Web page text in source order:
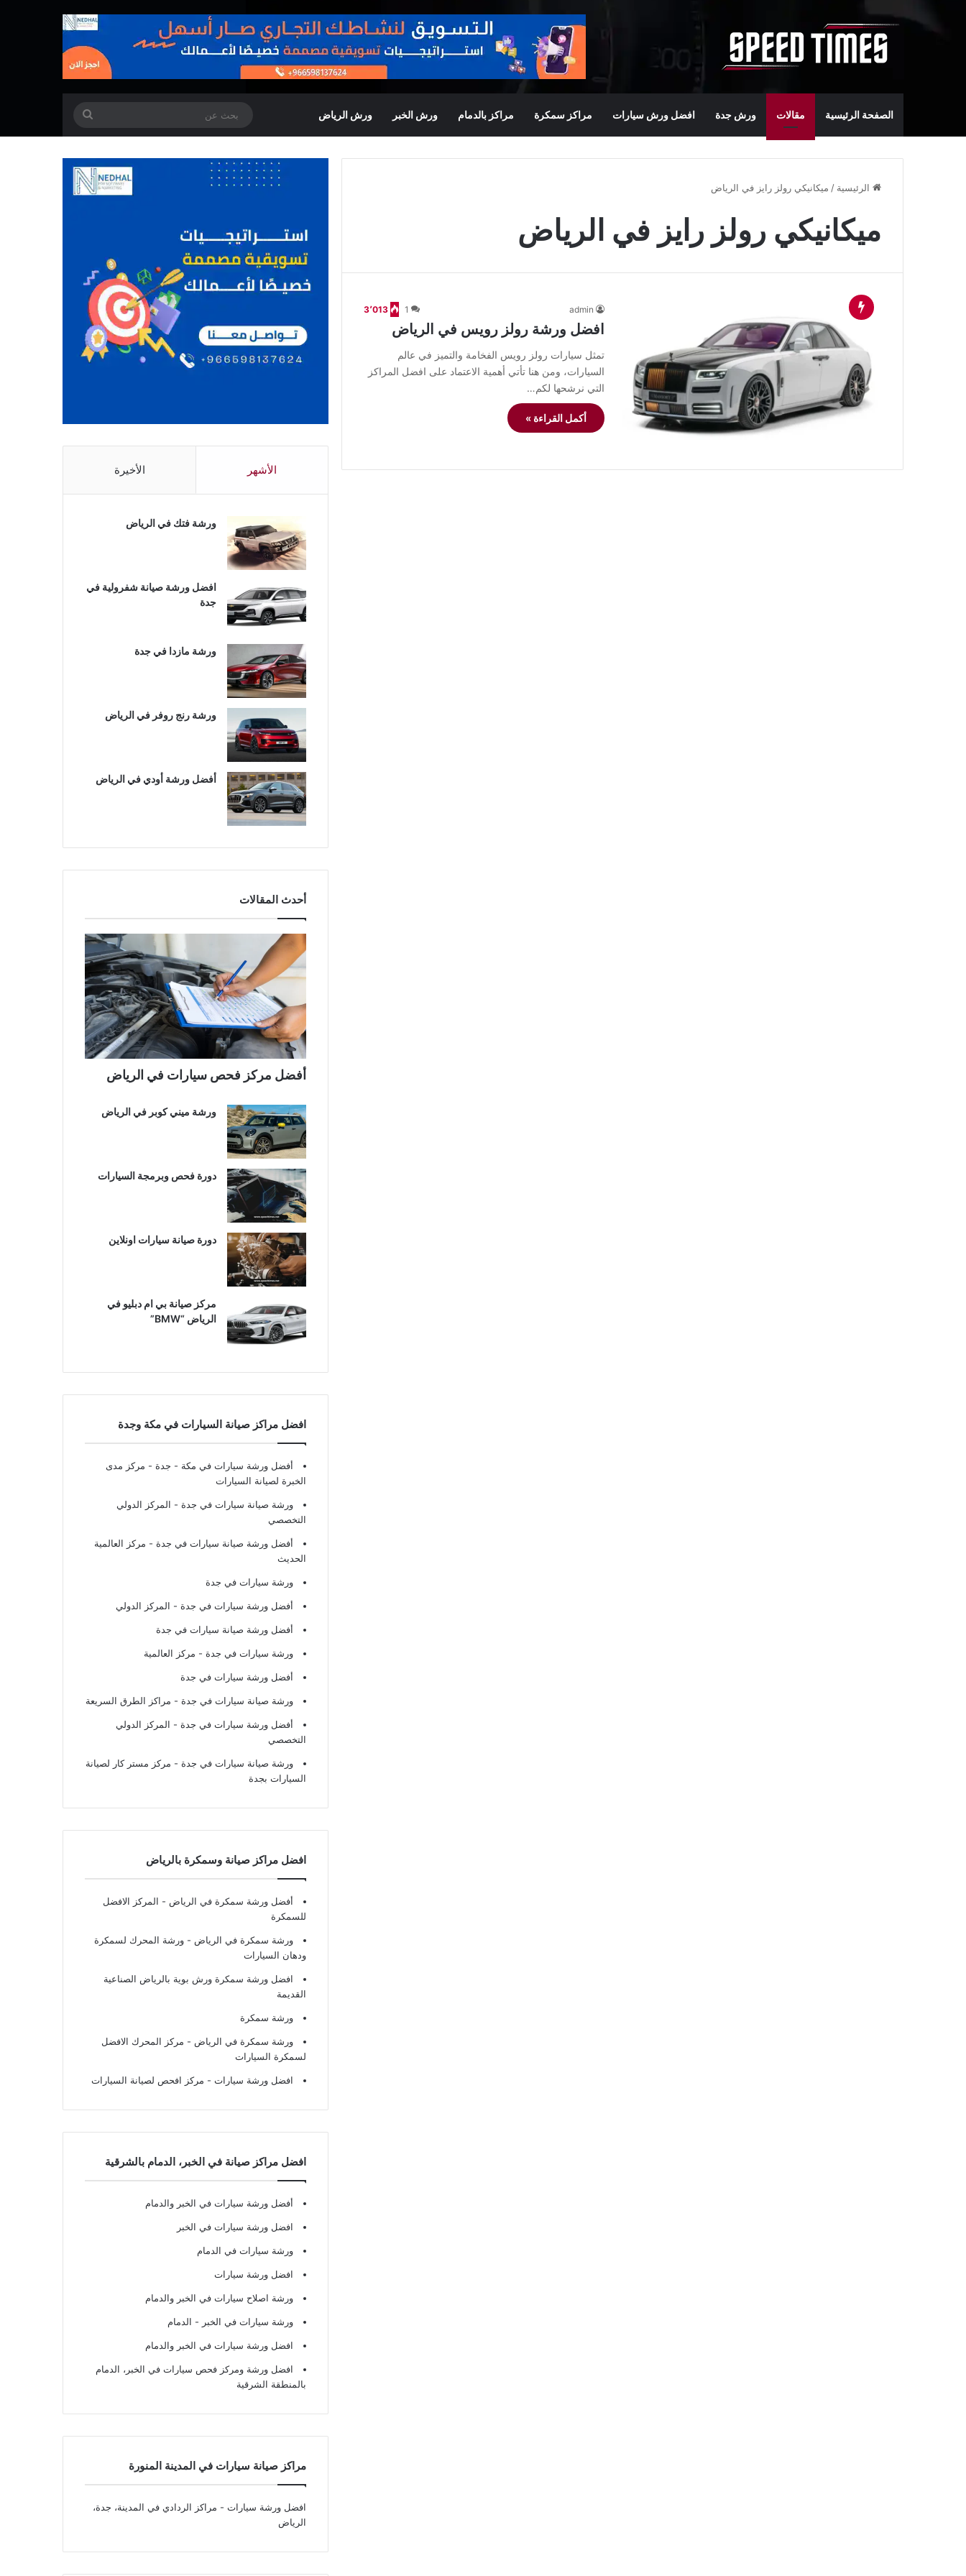
الصفحة الرئيسية مقالات ورش جدة افضل ورش سيارات مراكز سمكرة مراكز بالدمام ورش الخبر ورش الرياض
عن
الرئيسية / ميكانيكي رولز رايز في الرياض
ميكانيكي رولز رايز في الرياض
admin
1 3٬013
افضل ورشة رولز رويس في الرياض
تمثل سيارات رولز رويس الفخامة والتميز في عالم
السيارات، ومن هنا تأتي أهمية الاعتماد على افضل المراكز
التي نرشحها لكم…
أكمل القراءة »
الأشهر الأخيرة
ورشة فتك في الرياض
افضل ورشة صيانة شفرولية في
جدة
ورشة مازدا في جدة
ورشة رنج روفر في الرياض
أفضل ورشة أودي في الرياض
أحدث المقالات
أفضل مركز فحص سيارات في الرياض
ورشة ميني كوبر في الرياض
دورة فحص وبرمجة السيارات
دورة صيانة سيارات اونلاين
مركز صيانة بي ام دبليو في
الرياض “BMW”
افضل مراكز صيانة السيارات في مكة وجدة
أفضل ورشة سيارات في مكة - جدة - مركز مدى
الخبرة لصيانة السيارات
ورشة صيانة سيارات في جدة - المركز الدولي
التخصصي
أفضل ورشة صيانة سيارات في جدة - مركز العالمية
الحديث
ورشة سيارات في جدة
أفضل ورشة سيارات في جدة - المركز الدولي
أفضل ورشة صيانة سيارات في جدة
ورشة سيارات في جدة - مركز العالمية
أفضل ورشة سيارات في جدة
ورشة صيانة سيارات في جدة - مراكز الطرق السريعة
أفضل ورشة سيارات في جدة - المركز الدولي
التخصصي
ورشة صيانة سيارات في جدة - مركز مستر كار لصيانة
السيارات بجدة
افضل مراكز صيانة وسمكرة بالرياض
أفضل ورشة سمكرة في الرياض - المركز الافضل
للسمكرة
ورشة سمكرة في الرياض - ورشة المحرك لسمكرة
ودهان السيارات
افضل ورشة سمكرة ورش بوية بالرياض الصناعية
القديمة
ورشة سمكرة
ورشة سمكرة في الرياض - مركز المحرك الافضل
لسمكرة السيارات
افضل ورشة سيارات - مركز افحص لصيانة السيارات
افضل مراكز صيانة في الخبر، الدمام بالشرقية
أفضل ورشة سيارات في الخبر والدمام
افضل ورشة سيارات في الخبر
ورشة سيارات في الدمام
افضل ورشة سيارات
ورشة اصلاح سيارات في الخبر والدمام
ورشة سيارات في الخبر - الدمام
افضل ورشة سيارات في الخبر والدمام
افضل ورشة ومركز فحص سيارات في الخبر، الدمام
بالمنطقة الشرقية
مراكز صيانة سيارات في المدينة المنورة
افضل ورشة سيارات - مراكز الردادي في المدينة، جدة،
الرياض